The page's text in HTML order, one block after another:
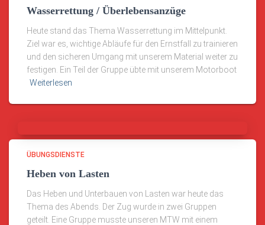
Wasserrettung / Überlebensanzüge
Heute stand das Thema Wasserrettung im Mittelpunkt.
Ziel war es, wichtige Abläufe für den Ernstfall zu trainieren
und den sicheren Umgang mit unserem Material weiter zu
festigen. Ein Teil der Gruppe übte mit unserem Motorboot
Weiterlesen
ÜBUNGSDIENSTE
Heben von Lasten
Das Heben und Unterbauen von Lasten war heute das
Thema des Abends. Der Zug wurde in zwei Gruppen
geteilt. Eine Gruppe musste unseren MTW mit einem